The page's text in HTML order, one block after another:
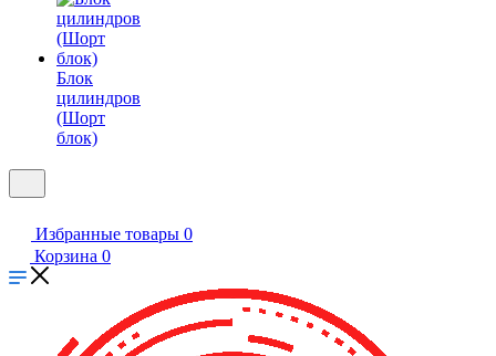
Блок
цилиндров
(Шорт
блок)
Избранные товары 0
Корзина 0